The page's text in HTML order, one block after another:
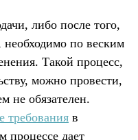
либо после того,
необходимо по веским
Такой процесс,
можно провести,
не обязателен.
требования в
процессе дает